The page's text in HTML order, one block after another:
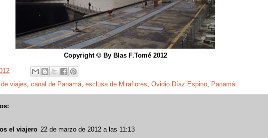
Copyright © By Blas F.Tomé 2012
de viajes, canal de Panamá, esclusa de Miraflores, Ovidio Díaz Espino, Panamá
el viajero 22 de marzo de 2012 a las 11:13